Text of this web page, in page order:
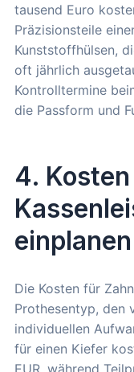
tausend Euro
Präzisionsteile
Kunststoffhülsen,
oft jährlich
Kontrolltermine
die Passform und
4.
Die Kosten für
Prothesentyp, den
individuellen
für einen Kiefer
EUR, während